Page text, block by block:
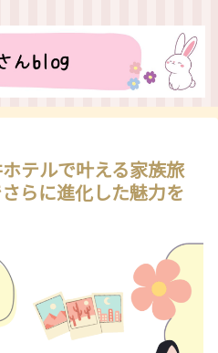
テルで叶える家族旅
らに進化した魅力を